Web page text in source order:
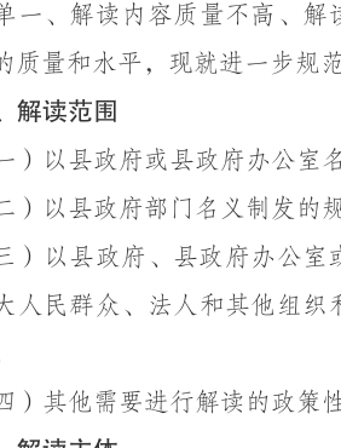
一、解读内容质量不高、
质量和水平，现就进一步规
解读范围
）以县政府或县政府办公室
）以县政府部门名义制发的
）以县政府、县政府办公
人民群众、法人和其他组
）其他需要进行解读的政策